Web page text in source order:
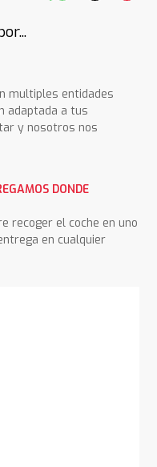
multiples entidades
adaptada a tus
y nosotros nos
DONDE
recoger el coche en uno
en cualquier